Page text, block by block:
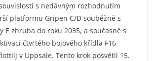
s nedávným rozhodnutím
platformu Gripen C/D souběžně s
E zhruba do roku 2035, a současně s
čtvrtého bojového křídla F16
v Uppsale. Tento krok posvětil 15.